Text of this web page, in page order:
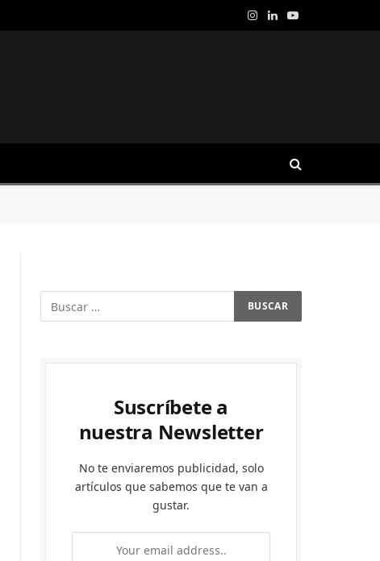
Instagram
LinkedInYouTube
Suscríbete a
nuestra Newsletter
No te enviaremos publicidad, solo
artículos que sabemos que te van a
gustar.